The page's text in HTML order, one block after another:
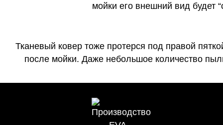
мойки его внешний вид будет
Тканевый ковер тоже протерся под правой
после мойки. Даже небольшое количество